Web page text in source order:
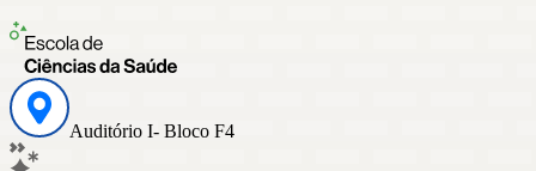
Auditório I- Bloco F4